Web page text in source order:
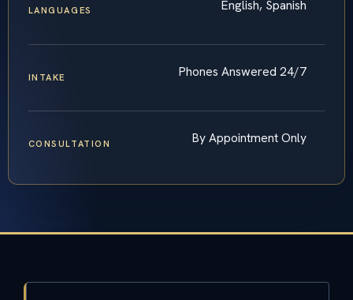
LANGUAGES English, Spanish
INTAKE Phones Answered 24/7
CONSULTATION By Appointment Only